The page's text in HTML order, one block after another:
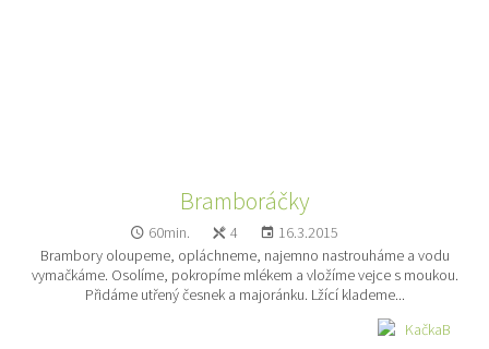
KačkaB
Bramboráčky
60min. 4
16.3.2015
Brambory oloupeme, opláchneme, najemno nastrouháme a vodu
vymačkáme. Osolíme, pokropíme mlékem a vložíme vejce s moukou.
Přidáme utřený česnek a majoránku. Lžící klademe...